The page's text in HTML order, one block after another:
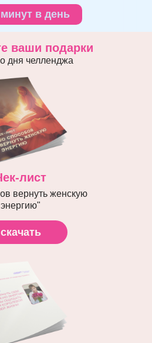
в день
ваши подарки
дня челленджа
скачать
лист
вернуть женскую
энергию"